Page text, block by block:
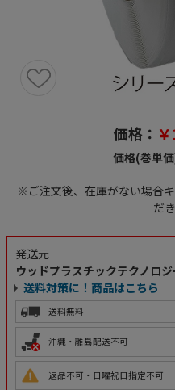
価格：
価格(巻単価
※ご注文後、在庫がない場合
だ
発送元
ウッドプラスチックテクノロジ
送料対策に！商品はこちら
送料無料
沖縄・離島配送不可
返品不可・日曜祝日指定不可